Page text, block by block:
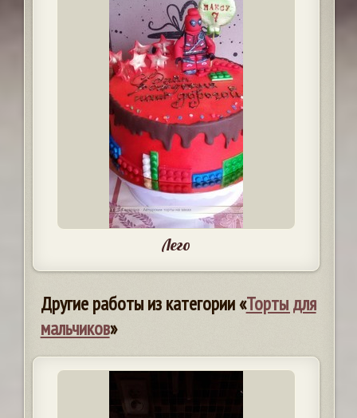
Лего
Другие работы из категории «Торты для
мальчиков»